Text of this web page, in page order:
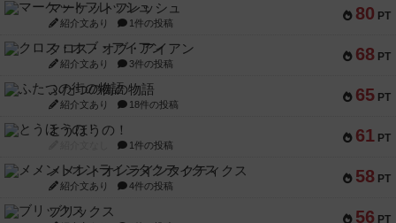
80 PT
マーケットフレッシュ
紹介文あり 1件の投稿
68 PT
クロス・オブ・アイアン
紹介文あり 3件の投稿
65 PT
ふたつの街の物語
紹介文あり 18件の投稿
61 PT
とうほうの！
1件の投稿
58 PT
メメントオンラインタクティクス
紹介文あり 4件の投稿
56 PT
ブリックス